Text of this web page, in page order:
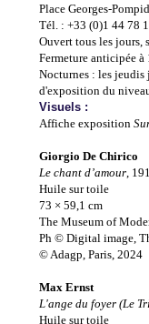
Place Georges-
Tél. : +33 (0)1 44 78
Ouvert tous les jours,
Fermeture anticipée
Nocturnes : les jeudis
d'exposition du
Visuels :
Affiche exposition
Giorgio De Chirico
Le chant d’amour,
Huile sur toile
73 × 59,1 cm
The Museum of
Ph © Digital image,
© Adagp, Paris, 2024
Max Ernst
L'ange du foyer (Le
Huile sur toile